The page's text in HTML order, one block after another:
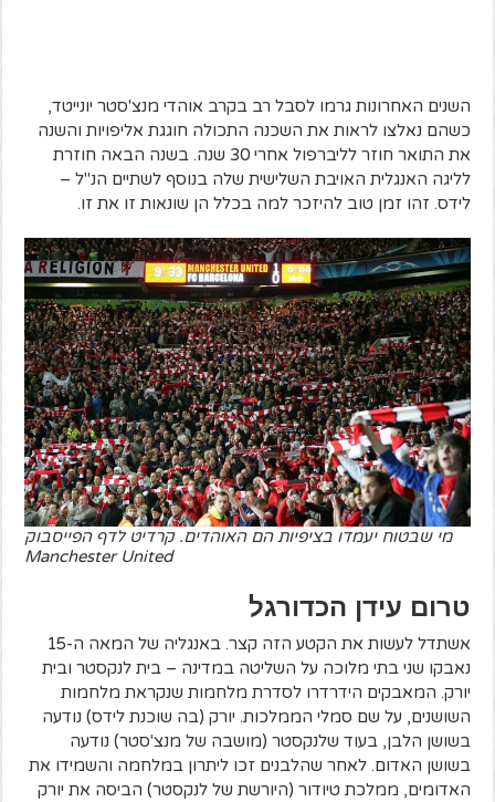
השנים האחרונות גרמו לסבל רב בקרב אוהדי מנצ'סטר יונייטד,
כשהם נאלצו לראות את השכנה התכולה חוגגת אליפויות והשנה
את התואר חוזר לליברפול אחרי 30 שנה. בשנה הבאה חוזרת
לליגה האנגלית האויבת השלישית שלה בנוסף לשתיים הנ"ל –
לידס. זהו זמן טוב להיזכר למה בכלל הן שונאות זו את זו.
מי שבטוח יעמדו בציפיות הם האוהדים. קרדיט לדף הפייסבוק
Manchester United
טרום עידן הכדורגל
אשתדל לעשות את הקטע הזה קצר. באנגליה של המאה ה-15
נאבקו שני בתי מלוכה על השליטה במדינה – בית לנקסטר ובית
יורק. המאבקים הידרדרו לסדרת מלחמות שנקראת מלחמות
השושנים, על שם סמלי הממלכות. יורק (בה שוכנת לידס) נודעה
בשושן הלבן, בעוד שלנקסטר (מושבה של מנצ'סטר) נודעה
בשושן האדום. לאחר שהלבנים זכו ליתרון במלחמה והשמידו את
האדומים, ממלכת טיודור (היורשת של לנקסטר) הביסה את יורק